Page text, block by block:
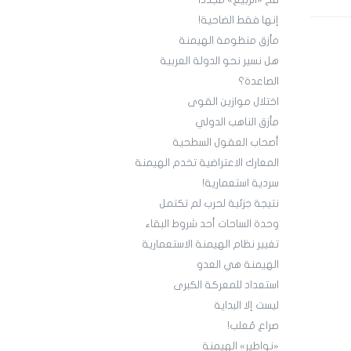
إنها فقط الضاحية!
مأزق منظومة الهيمنة
هل نسير نحو الدولة العربية
الصاعدة؟
اختلال موازين القوى
مأزق الناهب الدولي
أصحاب العقول السطحية
المعارك الاعتراضية تخدم الهيمنة
سردية استعمارية!
نتيجة جزئية لحرب لم تكتمل
وحدة الساحات أحد شروط البقاء
تغيير نظام الهيمنة الاستعمارية
الهيمنة هي العدو
استعداد للمعركة الكبرى
ليست إلا البداية
صراع مُعلب!
«نواطير» الهيمنة